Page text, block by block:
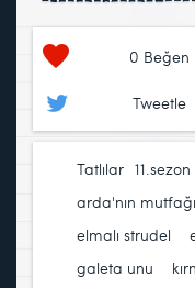
0 Beğen
Tweetle
Tatlılar 11.sezon
arda'nın mutfağı
elmalı strudel
galeta unu